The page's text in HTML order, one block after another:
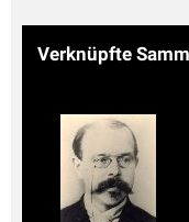
Verknüpfte